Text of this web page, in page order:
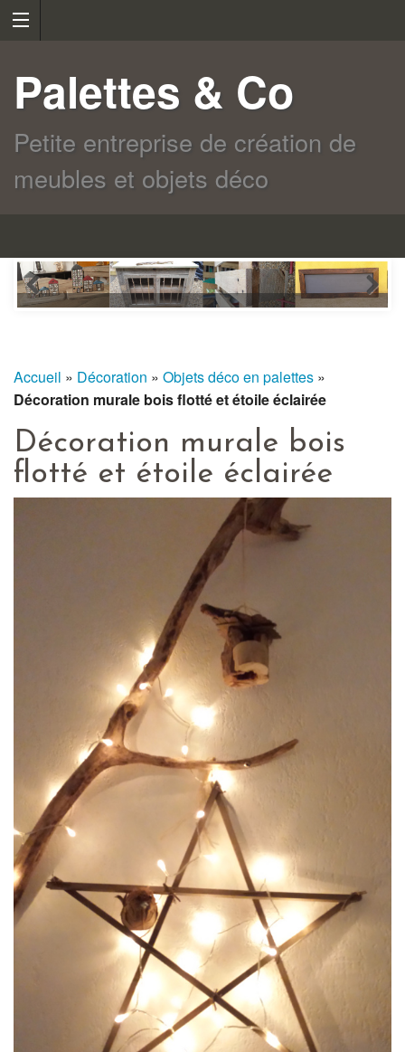
Palettes & Co
Petite entreprise de création de
meubles et objets déco
Accueil » Décoration » Objets déco en palettes »
Décoration murale bois flotté et étoile éclairée
Décoration murale bois
flotté et étoile éclairée